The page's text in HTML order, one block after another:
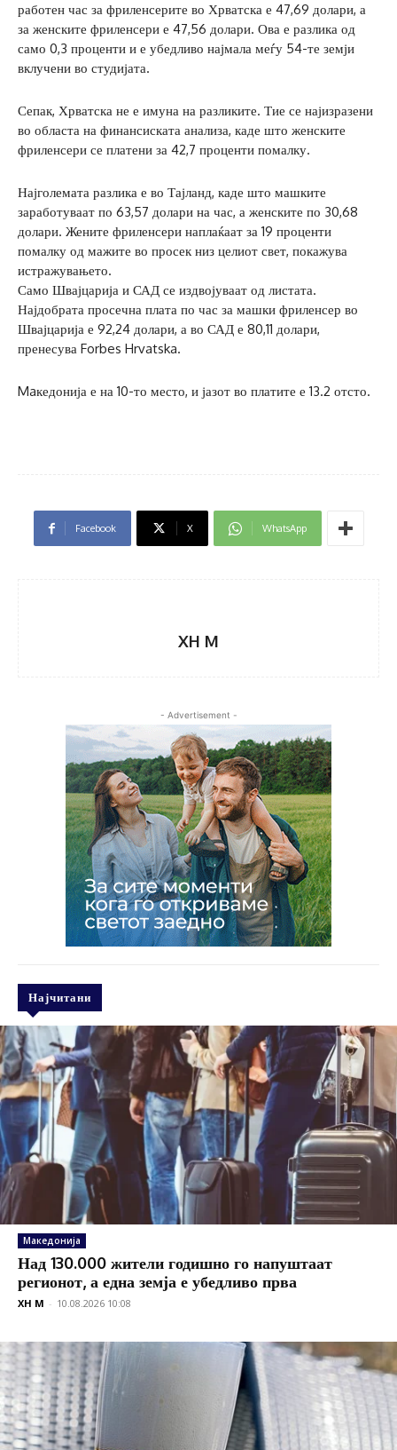
работен час за фриленсерите во Хрватска е 47,69 долари, а
за женските фриленсери е 47,56 долари. Ова е разлика од
само 0,3 проценти и е убедливо најмала меѓу 54-те земји
вклучени во студијата.
Сепак, Хрватска не е имуна на разликите. Тие се најизразени
во областа на финансиската анализа, каде што женските
фриленсери се платени за 42,7 проценти помалку.
Најголемата разлика е во Тајланд, каде што машките
заработуваат по 63,57 долари на час, а женските по 30,68
долари. Жените фриленсери наплаќаат за 19 проценти
помалку од мажите во просек низ целиот свет, покажува
истражувањето.
Само Швајцарија и САД се издвојуваат од листата.
Најдобрата просечна плата по час за машки фриленсер во
Швајцарија е 92,24 долари, а во САД е 80,11 долари,
пренесува Forbes Hrvatska.
Maкедонија е на 10-то место, и јазот во платите е 13.2 отсто.
Facebook X WhatsApp
XH M
- Advertisement -
Најчитани
Македонија
Над 130.000 жители годишно го напуштаат
регионот, а една земја е убедливо прва
XH M - 10.08.2026 10:08